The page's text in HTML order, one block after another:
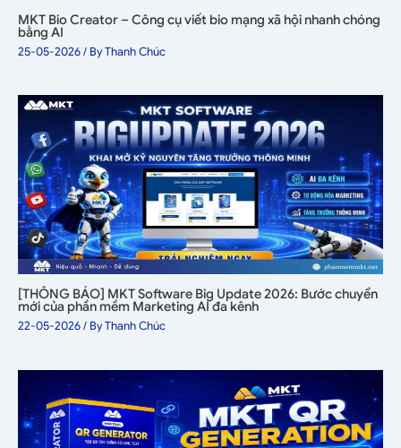
MKT Bio Creator – Công cụ viết bio mạng xã hội nhanh chóng
bằng AI
25-05-2026/ ByThanh Chúc
[THÔNG BÁO] MKT Software Big Update 2026: Bước chuyển
mới của phần mềm Marketing AI đa kênh
22-05-2026/ ByThanh Chúc